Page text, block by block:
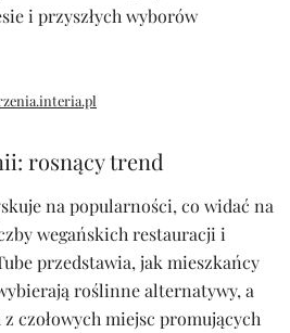
i przyszłych wyborów
rosnący trend
na popularności, co widać na
wegańskich restauracji i
przedstawia, jak mieszkańcy
roślinne alternatywy, a
czołowych miejsc promujących